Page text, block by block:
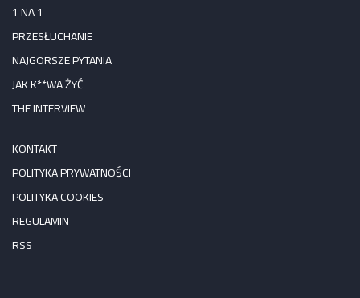
1 NA 1
PRZESŁUCHANIE
NAJGORSZE PYTANIA
JAK K**WA ŻYĆ
THE INTERVIEW
KONTAKT
POLITYKA PRYWATNOŚCI
POLITYKA COOKIES
REGULAMIN
RSS